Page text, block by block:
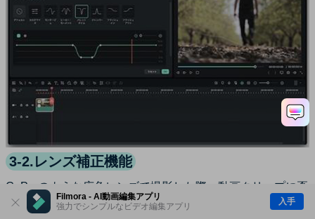
Filmora - AI動画編集アプリ
強力でシンプルなビデオ編集アプリ
入手
3-2.レンズ補正機能
GoProのような広角レンズで撮影した際、動画クリップに歪
みが生じるときがあります。その場合に役立つのがレンズ補